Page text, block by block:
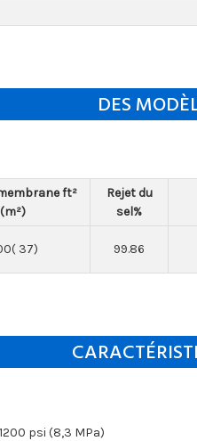
DES
ft²
(m²)
Rejet du
sel%
37) 99.86
psi (8,3 MPa)